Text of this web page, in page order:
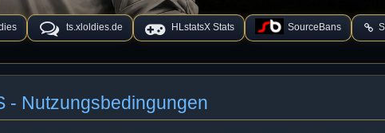
ts.xloldies.de HLstatsX Stats SourceBans
- Nutzungsbedingungen